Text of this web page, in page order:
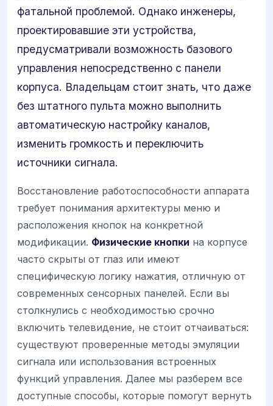
фатальной проблемой. Однако инженеры,
проектировавшие эти устройства,
предусматривали возможность базового
управления непосредственно с панели
корпуса. Владельцам стоит знать, что даже
без штатного пульта можно выполнить
автоматическую настройку каналов,
изменить громкость и переключить
источники сигнала.
Восстановление работоспособности аппарата
требует понимания архитектуры меню и
расположения кнопок на конкретной
модификации. Физические кнопки на корпусе
часто скрыты от глаз или имеют
специфическую логику нажатия, отличную от
современных сенсорных панелей. Если вы
столкнулись с необходимостью срочно
включить телевидение, не стоит отчаиваться:
существуют проверенные методы эмуляции
сигнала или использования встроенных
функций управления. Далее мы разберем все
доступные способы, которые помогут вернуть